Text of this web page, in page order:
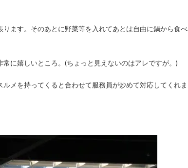
ます。そのあとに野菜等を入れてあとは自由に鍋から食べ
に嬉しいところ。(ちょっと見えないのはアレですが。)
メを持ってくると合わせて服務員が炒めて対応してくれま